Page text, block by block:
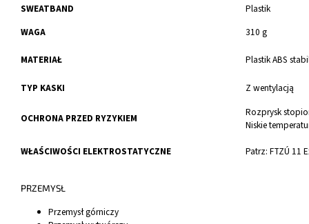
SWEATBAND
Plastik
WAGA
310 g
MATERIAŁ Plastik ABS
TYP KASKI Z wentylacją
OCHRONA PRZED RYZYKIEM
Rozprysk
Niskie
WŁAŚCIWOŚCI ELEKTROSTATYCZNE
Patrz: FTZÚ 11
PRZEMYSŁ
Przemysł górniczy